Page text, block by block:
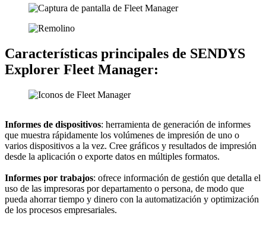
Características principales de SENDYS
Explorer Fleet Manager:
Informes de dispositivos: herramienta de generación de informes
que muestra rápidamente los volúmenes de impresión de uno o
varios dispositivos a la vez. Cree gráficos y resultados de impresión
desde la aplicación o exporte datos en múltiples formatos.
Informes por trabajos: ofrece información de gestión que detalla el
uso de las impresoras por departamento o persona, de modo que
pueda ahorrar tiempo y dinero con la automatización y optimización
de los procesos empresariales.